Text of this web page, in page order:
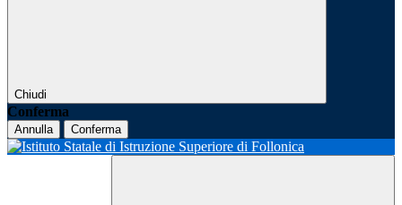
Chiudi
Conferma
Annulla Conferma